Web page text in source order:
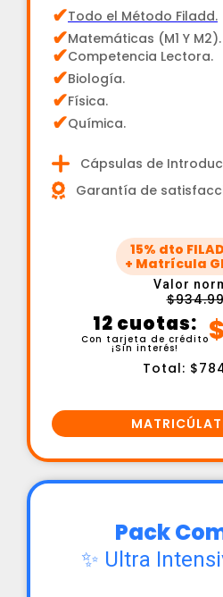
✔Todo el Método Filadd.
✔
✔
Matemáticas (M1 Y M2).
Competencia Lectora.
✔Biología.
✔Física.
✔Química.
Cápsulas de
Garantía de
15% dto
+ Matrícula
Valor
12 cuotas:
Con tarjeta de crédito
¡Sin interés!
Total:
Pack
✨ Ultra